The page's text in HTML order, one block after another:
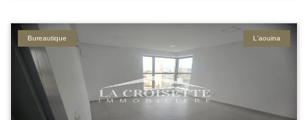
L'aouina
Bureautique